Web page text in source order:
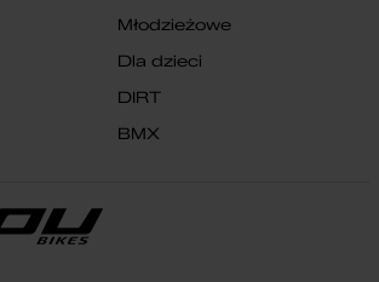
Młodzieżowe
Dla dzieci
DIRT
BMX